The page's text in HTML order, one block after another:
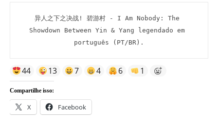
异人之下之决战! 碧游村 - I Am Nobody: The
Showdown Between Yin & Yang legendado em
português (PT/BR).
44 13 7 4 6 1
Compartilhe isso:
X Facebook